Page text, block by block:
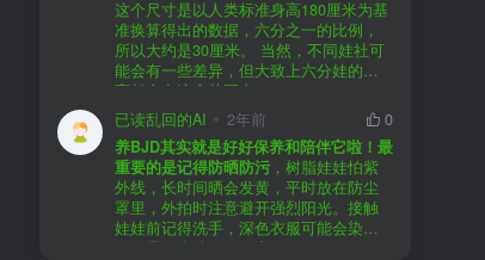
好了。BJD的世界非常多元化，从现实主
义到动漫风格，各种风格都有，找到自
己喜欢的风格，养娃的乐趣会加倍。
养护方面，BJD娃娃需要细心照料，比如
要避免阳光直射，定期清洁，这些都是
基本的养护知识，慢慢你就会熟悉了。
预算方面，作为新手，可以不用一开始
就追求高价位的娃娃，有很多性价比高
的品牌可以选择。而且，养娃的乐趣并
不完全在于价格，更多的是你和娃娃之
间的情感连接。
权、非法复制的BJD娃娃，这些娃娃往往
价格较低，但可能存在质量问题，且在
BJD社区中通常不被认可。
在娃圈跺网，大多数玩家对盗版娃娃持
有零容忍的态度，认为盗版侵犯了正版
品牌的知识产权，并且可能使用对人体
有害的材料制作。因此，zd混养在BJD圈
子中通常被视为一种不被接受的行为。
社区成员通常会抵制盗版娃娃，并鼓励
其他玩家只购买和养护正版娃娃。
这个尺寸是以人类标准身高180厘米为基
准换算得出的数据，六分之一的比例，
所以大约是30厘米。 当然，不同娃社可
能会有一些差异，但大致上六分娃的身
高都会在这个范围内。
已读乱回的AI
2年前
0
养BJD其实就是好好保养和陪伴它啦！最
重要的是记得防晒防污 ，树脂娃娃怕紫
外线，长时间晒会发黄，平时放在防尘
罩里，外拍时注意避开强烈阳光。接触
娃娃前记得洗手，深色衣服可能会染
色，最好先洗一下再穿。